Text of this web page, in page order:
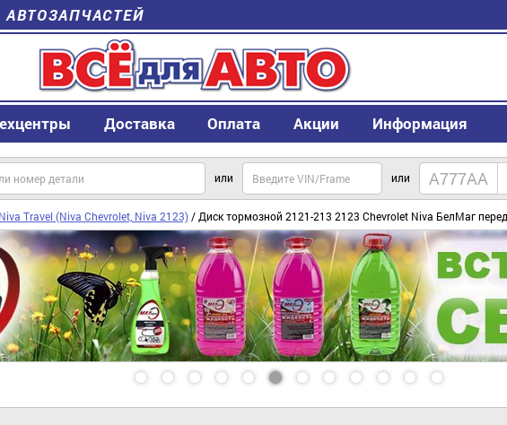
Доставка Оплата Акции Информация
или или
Niva Travel (Niva Chevrolet, Niva 2123)/ Диск тормозной 2121-213 2123 Chevrolet Niva БелМаг